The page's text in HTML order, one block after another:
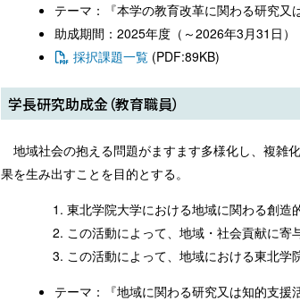
テーマ：『本学の教育改革に関わる研究又
助成期間：2025年度（～2026年3月31日）
採択課題一覧 (PDF:89KB)
学長研究助成金（教育職員）
地域社会の抱える問題がますます多様化し、複雑
果を生み出すことを目的とする。
東北学院大学における地域に関わる創造
この活動によって、地域・社会貢献に寄
この活動によって、地域における東北学
テーマ：『地域に関わる研究又は知的支援